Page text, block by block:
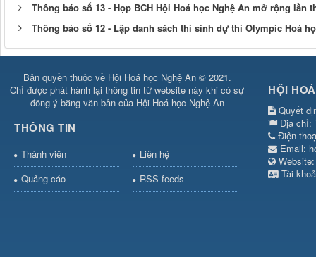
Thông báo số 13 - Họp BCH Hội Hoá học Nghệ An mở rộng lần
Thông báo số 12 - Lập danh sách thi sinh dự thi Olympic Hoá
Bản quyền thuộc về Hội Hoá học Nghệ An © 2021.
Chỉ được phát hành lại thông tin từ website này khi có sự
đồng ý bằng văn bản của Hội Hoá học Nghệ An
THÔNG TIN
Thành viên
Liên hệ
Quảng cáo
RSS-feeds
HỘI
Quyết
Địa chỉ:
Điện
Email:
Tài